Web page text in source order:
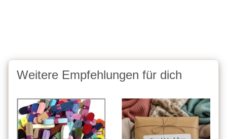
Weitere Empfehlungen für dich